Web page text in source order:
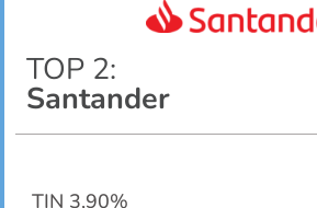
TOP 2:
Santander
TIN 3,90%